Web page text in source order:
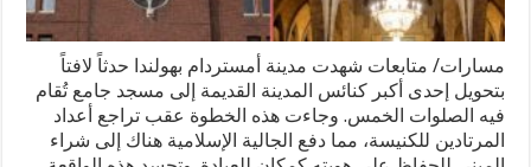
مسارات/ متابعات شهدت مدينة أمستردام بهولندا حدثاً لافتاً
بتحويل إحدى أكبر كنائس المدينة القديمة إلى مسجد جامع تُقام
فيه الصلوات الخمس. وجاءت هذه الخطوة عقب تراجع أعداد
المرتادين للكنيسة، مما دفع الجالية الإسلامية هناك إلى شراء